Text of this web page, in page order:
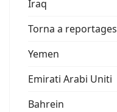
Iraq
Torna a reportages
Yemen
Emirati Arabi Uniti
Bahrein